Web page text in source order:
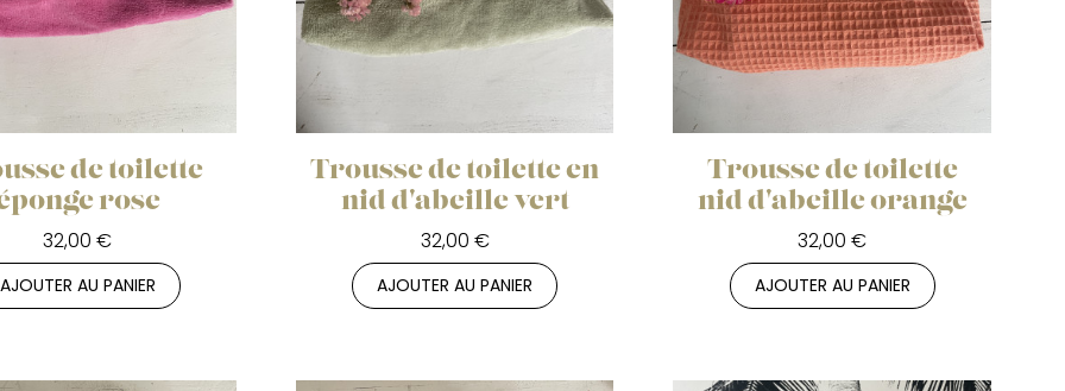
de toilette
rose
32,00 €
AJOUTER AU PANIER
Trousse de toilette en
nid d'abeille vert
32,00 €
AJOUTER AU PANIER
Trousse de toilette
nid d'abeille orange
32,00 €
AJOUTER AU PANIER